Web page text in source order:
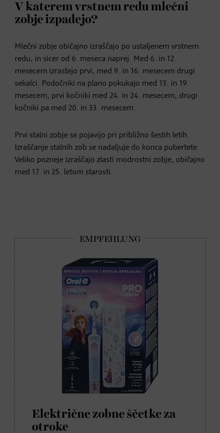
V katerem vrstnem redu mlečni
zobje izpadejo?
Mlečni zobje običajno izraščajo po ustaljenem vrstnem
redu, in sicer od 6. meseca naprej. Med 6. in 12.
mesecem izrastejo prvi, med 9. in 16. mesecem drugi
sekalci. Podočniki na plano pokukajo med 13. in 19.
mesecem, prvi kočniki med 24. in 24. mesecem, drugi
kočniki pa med 20. in 33. mesecem.
Prvi stalni zobje se pojavijo pri približno šestih letih.
Izraščanje stalnih zob se nadaljuje do konca pubertete.
Veliko pozneje izraščajo zlasti modrostni zobje, običajno
med 17. in 25. letom starosti.
Električne zobne ščetke za
otroke